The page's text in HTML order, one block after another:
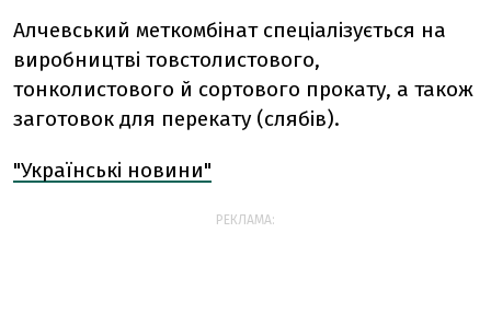
Алчевський меткомбінат спеціалізується на
виробництві товстолистового,
тонколистового й сортового прокату, а також
заготовок для перекату (слябів).
"Українські новини"
РЕКЛАМА: